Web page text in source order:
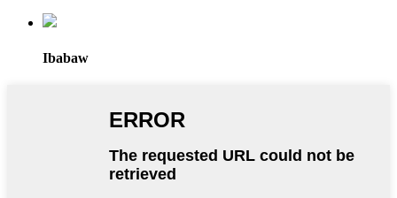
Ibabaw